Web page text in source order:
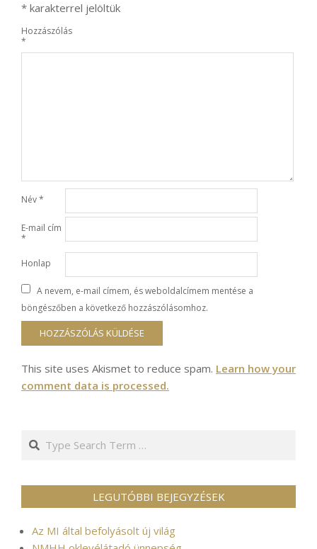
* karakterrel jelöltük
Hozzászólás
*
Név*
E-mail cím
*
Honlap
A nevem, e-mail címem, és weboldalcímem mentése a
böngészőben a következő hozzászólásomhoz.
This site uses Akismet to reduce spam. Learn how your
comment data is processed.
Search
LEGUTÓBBI BEJEGYZÉSEK
Az MI által befolyásolt új világ